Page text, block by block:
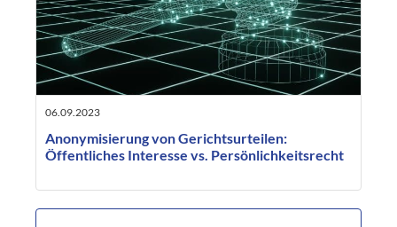
06.09.2023
Anonymisierung von Gerichtsurteilen:
Öffentliches Interesse vs. Persönlichkeitsrecht